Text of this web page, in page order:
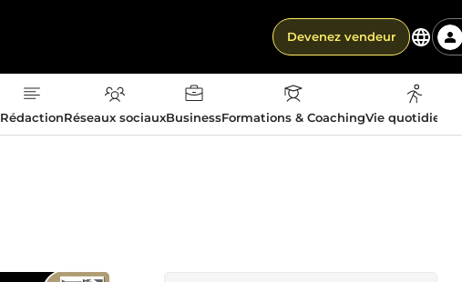
Devenez vendeur
RédactionRéseaux sociauxBusinessFormations & CoachingVie